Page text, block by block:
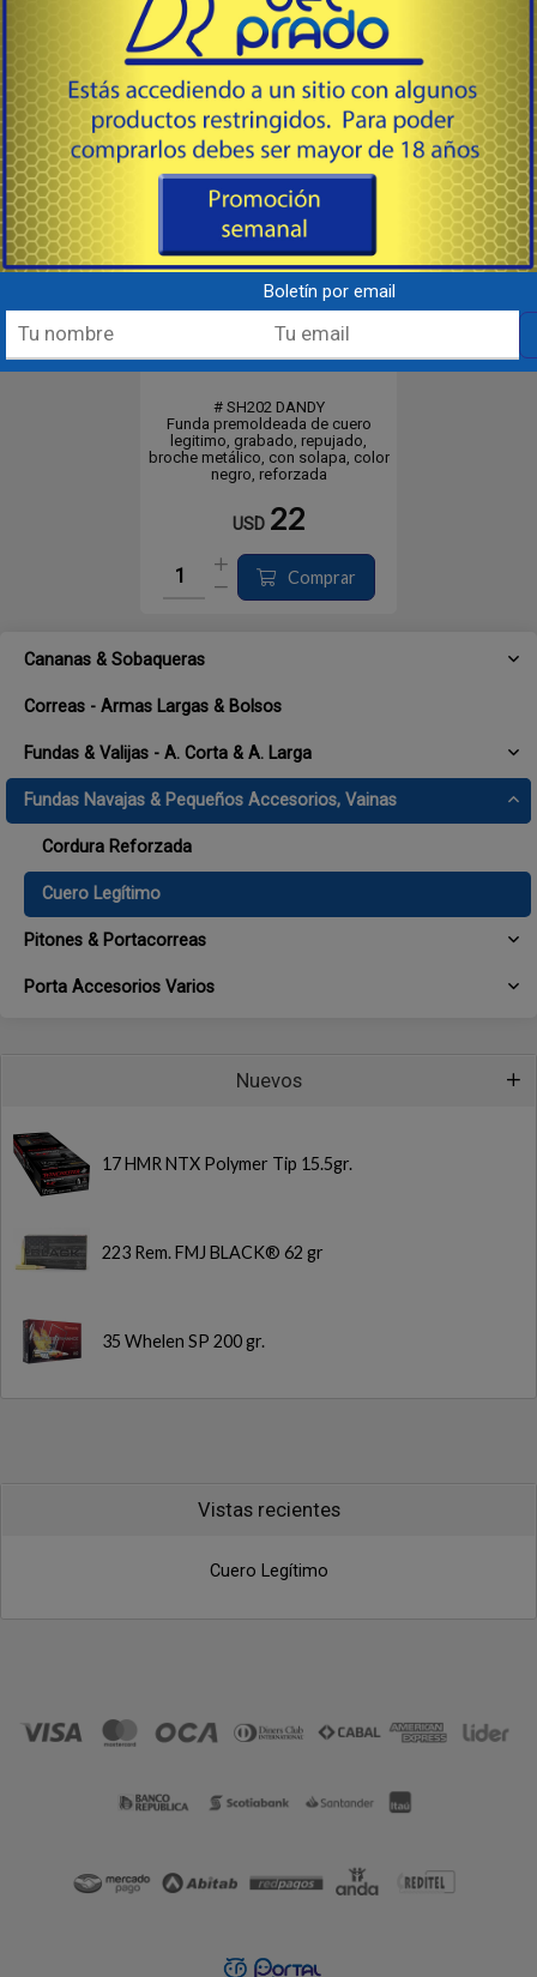
Cananas & Sobaqueras
Correas - Armas Largas & Bolsos
Fundas & Valijas - A. Corta & A. Larga
Fundas Navajas & Pequeños Accesorios, Vainas
Cordura Reforzada
Cuero Legítimo
Pitones & Portacorreas
Porta Accesorios Varios
Nuevos
17 HMR NTX Polymer Tip 15.5gr.
223 Rem. FMJ BLACK® 62 gr
35 Whelen SP 200 gr.
Destacado
DANDY 4.5" - 5.25"
# SH202 DANDY
Funda premoldeada de cuero
legitimo, grabado, repujado,
broche metálico, con solapa, color
negro, reforzada
USD 22
Comprar
Vistas recientes
Cuero Legítimo
Boletín por email